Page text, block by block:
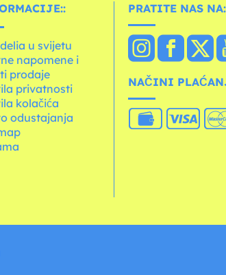
u svijetu
napomene i
prodaje
privatnosti
kolačića
odustajanja
PRATITE NAS
NAČINI